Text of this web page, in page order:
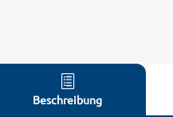
Beschreibung